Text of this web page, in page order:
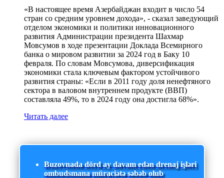
«В настоящее время Азербайджан входит в число 54
стран со средним уровнем дохода», - сказал заведующий
отделом экономики и политики инновационного
развития Администрации президента Шахмар
Мовсумов в ходе презентации Доклада Всемирного
банка о мировом развитии за 2024 год в Баку 10
февраля. По словам Мовсумова, диверсификация
экономики стала ключевым фактором устойчивого
развития страны: «Если в 2011 году доля ненефтяного
сектора в валовом внутреннем продукте (ВВП)
составляла 49%, то в 2024 году она достигла 68%».
Читать далее
Buzovnada dörd ay davam edən drenaj işləri
ombudsmana müraciətə səbəb olub